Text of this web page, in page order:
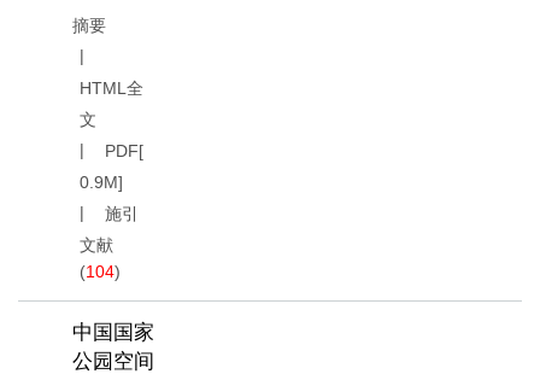
摘要
HTML全
文
PDF[
0.9M]
施引
文献
(104)
中国国家
公园空间